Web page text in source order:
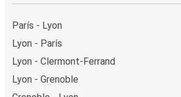
París - Lyon
Lyon - París
Lyon - Clermont-Ferrand
Lyon - Grenoble